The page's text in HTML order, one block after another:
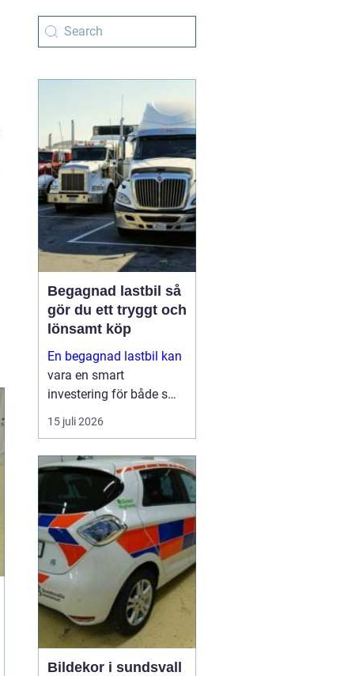
Begagnad lastbil så
gör du ett tryggt och
lönsamt köp
En begagnad lastbil kan
vara en smart
investering för både små
och stora företag. Du får
ofta mycket kapacitet
leveranstid och en bil
som redan visat vad den
går för i vardagen.
Sam...
15 juli 2026
Bildekor i sundsvall